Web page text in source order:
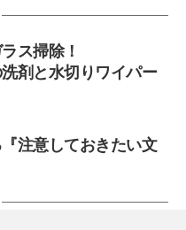
ス掃除！
剤と水切りワイパー
注意しておきたい文